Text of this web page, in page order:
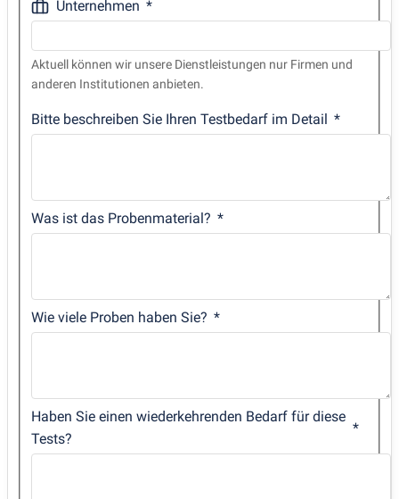
Unternehmen
Aktuell können wir unsere Dienstleistungen nur Firmen und
anderen Institutionen anbieten.
Bitte beschreiben Sie Ihren Testbedarf im Detail
Was ist das Probenmaterial?
Wie viele Proben haben Sie?
Haben Sie einen wiederkehrenden Bedarf für diese
Tests?